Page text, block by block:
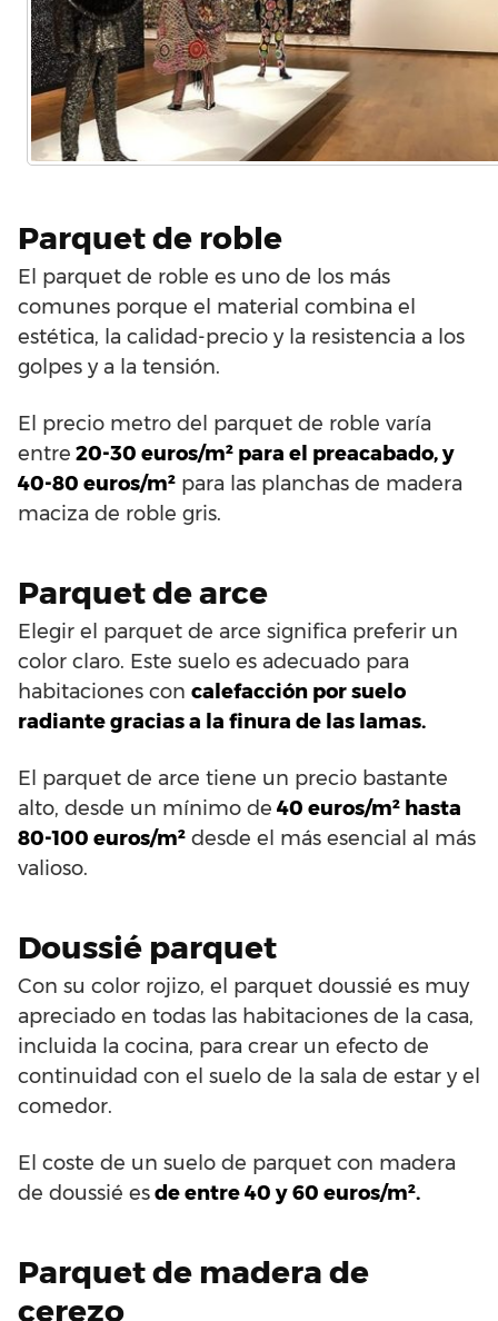
Parquet de roble
El parquet de roble es uno de los más
comunes porque el material combina el
estética, la calidad-precio y la resistencia a los
golpes y a la tensión.
El precio metro del parquet de roble varía
entre 20-30 euros/m² para el preacabado, y
40-80 euros/m² para las planchas de madera
maciza de roble gris.
Parquet de arce
Elegir el parquet de arce significa preferir un
color claro. Este suelo es adecuado para
habitaciones con calefacción por suelo
radiante gracias a la finura de las lamas.
El parquet de arce tiene un precio bastante
alto, desde un mínimo de 40 euros/m² hasta
80-100 euros/m² desde el más esencial al más
valioso.
Doussié parquet
Con su color rojizo, el parquet doussié es muy
apreciado en todas las habitaciones de la casa,
incluida la cocina, para crear un efecto de
continuidad con el suelo de la sala de estar y el
comedor.
El coste de un suelo de parquet con madera
de doussié esde entre 40 y 60 euros/m².
Parquet de madera de
cerezo